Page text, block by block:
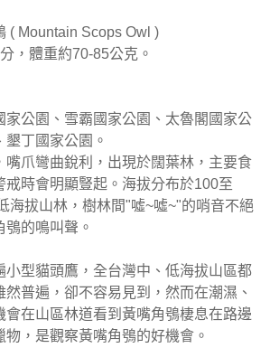
( Mountain Scops Owl )
，體重約70-85公克。
家公園、雪霸國家公園、太魯閣國家公
墾丁國家公園。
嘴爪彎曲銳利，出現於闊葉林，主要食
戒時會明顯豎起。海拔分布於100至
海拔山林，樹林間"噓~噓~"的哨音不絕
的鳴叫聲。
小型貓頭鷹，全台灣中、低海拔山區都
普遍，卻不容易見到，然而在潮濕、
會在山區林道看到黃嘴角鴞棲息在路邊
，是觀察黃嘴角鴞的好機會。